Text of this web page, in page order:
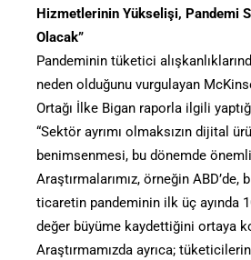
Hizmetlerinin Yükselişi, Pandemi
Olacak”
Pandeminin tüketici
neden olduğunu vurgulayan
Ortağı İlke Bigan raporla ilgili
“Sektör ayrımı olmaksızın dijital
benimsenmesi, bu dönemde önemli
Araştırmalarımız, örneğin ABD’de,
ticaretin pandeminin ilk üç ayında
değer büyüme kaydettiğini ortaya
Araştırmamızda ayrıca;